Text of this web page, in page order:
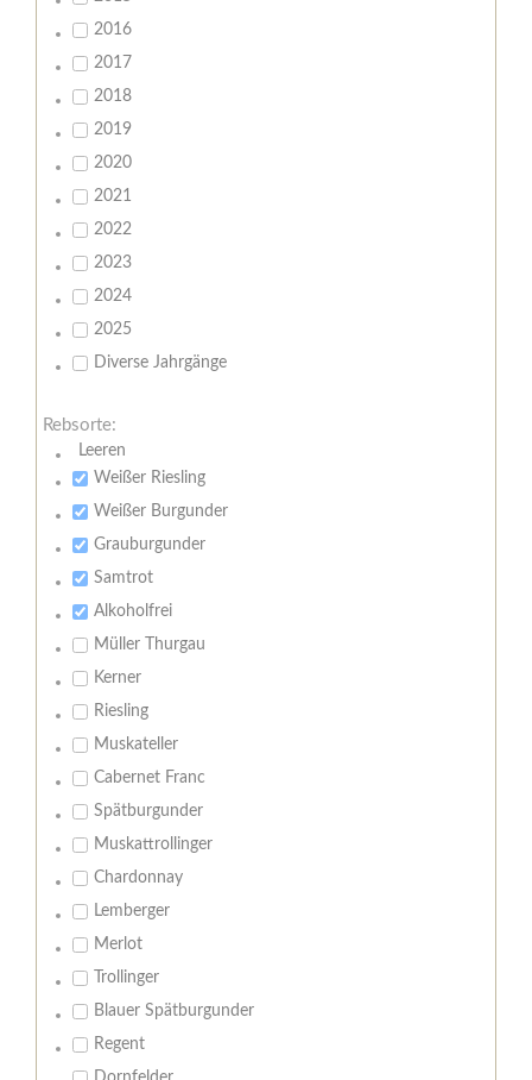
2016
2017
2018
2019
2020
2021
2022
2023
2024
2025
Diverse Jahrgänge
Rebsorte:
Leeren
Weißer Riesling
Weißer Burgunder
Grauburgunder
Samtrot
Alkoholfrei
Müller Thurgau
Kerner
Riesling
Muskateller
Cabernet Franc
Spätburgunder
Muskattrollinger
Chardonnay
Lemberger
Merlot
Trollinger
Blauer Spätburgunder
Regent